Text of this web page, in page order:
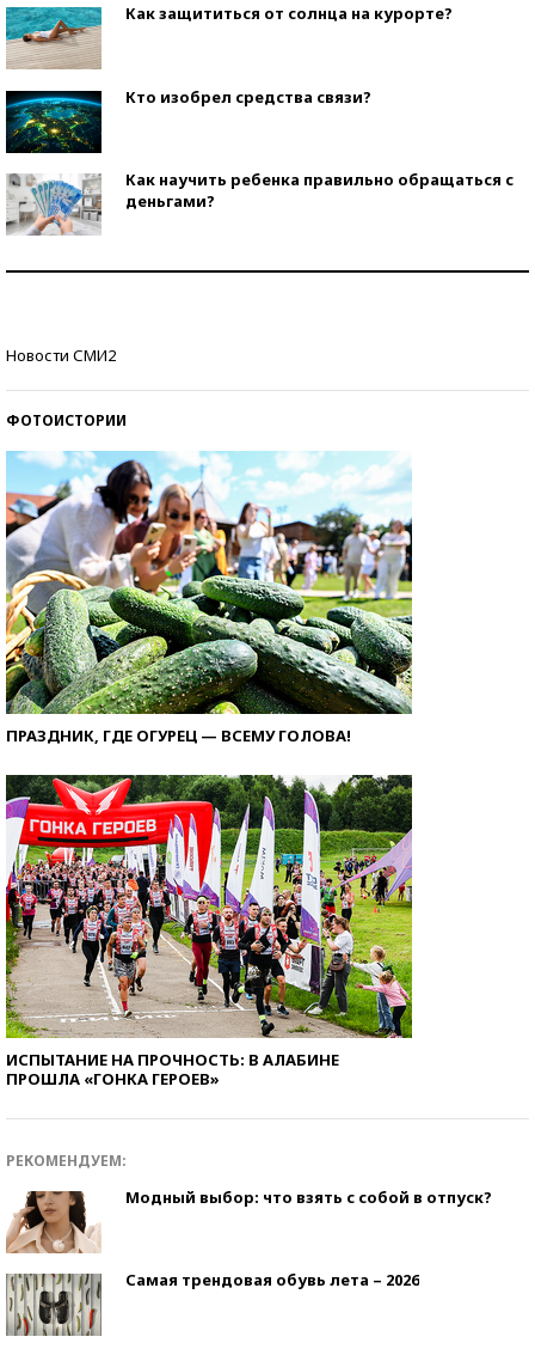
Как защититься от солнца на курорте?
Кто изобрел средства связи?
Как научить ребенка правильно обращаться с
деньгами?
Новости СМИ2
ФОТОИСТОРИИ
ПРАЗДНИК, ГДЕ ОГУРЕЦ — ВСЕМУ ГОЛОВА!
ИСПЫТАНИЕ НА ПРОЧНОСТЬ: В АЛАБИНЕ
ПРОШЛА «ГОНКА ГЕРОЕВ»
РЕКОМЕНДУЕМ:
Модный выбор: что взять с собой в отпуск?
Самая трендовая обувь лета – 2026